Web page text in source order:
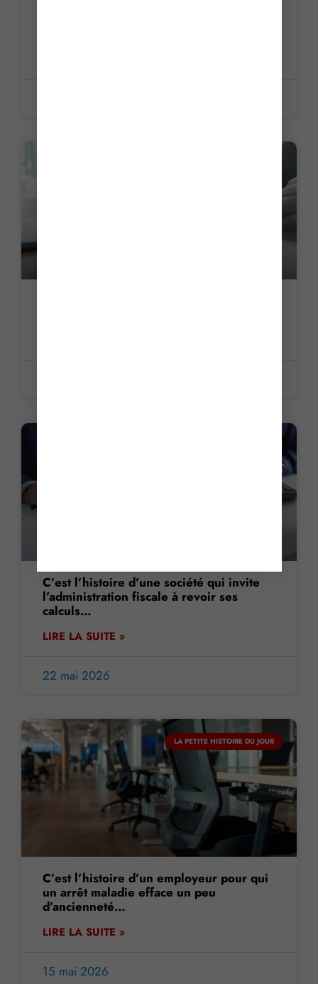
C’est l’histoire d’une société qui invite
l’administration fiscale à revoir ses
calculs…
LIRE LA SUITE »
22 mai 2026
LA PETITE HISTOIRE DU JOUR
C’est l’histoire d’un employeur pour qui
un arrêt maladie efface un peu
d’ancienneté…
LIRE LA SUITE »
15 mai 2026